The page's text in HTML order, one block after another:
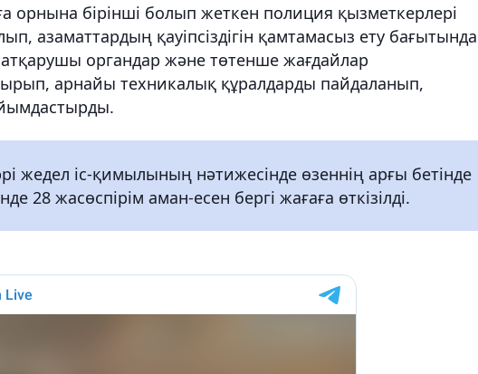
орнына бірінші болып жеткен полиция қызметкерлері
азаматтардың қауіпсіздігін қамтамасыз ету бағытында
атқарушы органдар және төтенше жағдайлар
арнайы техникалық құралдарды пайдаланып,
жедел іс-қимылының нәтижесінде өзеннің арғы бетінде
28 жасөспірім аман-есен бергі жағаға өткізілді.